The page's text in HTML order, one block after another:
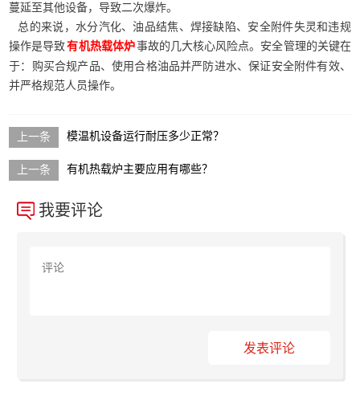
蔓延至其他设备，导致二次爆炸。
总的来说，水分汽化、油品结焦、焊接缺陷、安全附件失灵和违规
操作是导致有机热载体炉事故的几大核心风险点。安全管理的关键在
于：购买合规产品、使用合格油品并严防进水、保证安全附件有效、
并严格规范人员操作。
模温机设备运行耐压多少正常？
有机热载炉主要应用有哪些？
我要评论
发表评论